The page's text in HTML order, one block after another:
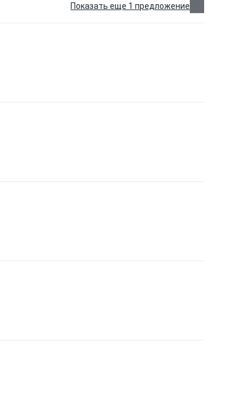
Показать еще 1 предложение